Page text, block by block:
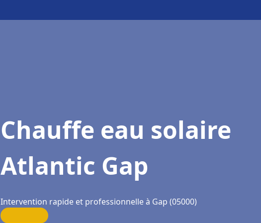
Chauffe eau solaire
Atlantic Gap
Intervention rapide et professionnelle à Gap (05000)